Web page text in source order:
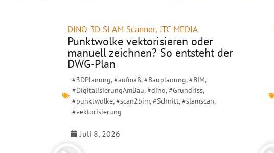
DINO 3D SLAM Scanner, ITC MEDIA
Punktwolke vektorisieren oder
manuell zeichnen? So entsteht der
DWG-Plan
#3DPlanung,#aufmaß,#Bauplanung,#BIM,
#DigitalisierungAmBau,#dino,#Grundriss,
#punktwolke,#scan2bim,#Schnitt,#slamscan,
#vektorisierung
Juli 8, 2026